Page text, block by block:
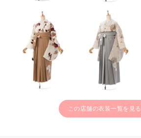
この店舗の衣装一覧を見る